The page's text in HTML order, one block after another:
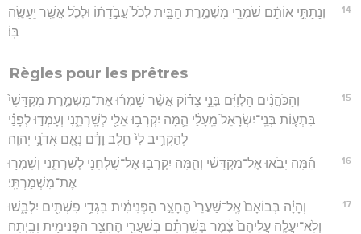
14
וְנָתַתִּ֣י אוֹתָ֔ם שֹׁמְרֵ֖י מִשְׁמֶ֣רֶת הַבָּ֑יִת לְכֹל֙ עֲבֹ֣דָת֔וֹ וּלְכֹ֛ל אֲשֶׁ֥ר יֵעָשֶׂ֖ה
בּֽוֹ׃
Règles pour les prêtres
15
וְהַכֹּהֲנִ֨ים הַלְוִיִּ֜ם בְּנֵ֣י צָד֗וֹק אֲשֶׁ֨ר שָׁמְר֜וּ אֶת־מִשְׁמֶ֤רֶת מִקְדָּשִׁי֙
בִּתְע֤וֹת בְּנֵֽי־יִשְׂרָאֵל֙ מֵֽעָלַ֔י הֵ֛מָּה יִקְרְב֥וּ אֵלַ֖י לְשָֽׁרְתֵ֑נִי וְעָמְד֣וּ לְפָנַ֗י
לְהַקְרִ֥יב לִי֙ חֵ֣לֶב וָדָ֔ם נְאֻ֖ם אֲדֹנָ֥י יְהוִֽה׃
16
הֵ֜מָּה יָבֹ֣אוּ אֶל־מִקְדָּשִׁ֗י וְהֵ֛מָּה יִקְרְב֥וּ אֶל־שֻׁלְחָנִ֖י לְשָׁרְתֵ֑נִי וְשָׁמְר֖וּ
אֶת־מִשְׁמַרְתִּֽי׃
17
וְהָיָ֗ה בְּבוֹאָם֙ אֶֽל־שַׁעֲרֵי֙ הֶחָצֵ֣ר הַפְּנִימִ֔ית בִּגְדֵ֥י פִשְׁתִּ֖ים יִלְבָּ֑שׁוּ
וְלֹֽא־יַעֲלֶ֤ה עֲלֵיהֶם֙ צֶ֔מֶר בְּשָֽׁרְתָ֗ם בְּשַׁעֲרֵ֛י הֶחָצֵ֥ר הַפְּנִימִ֖ית וָבָֽיְתָה׃